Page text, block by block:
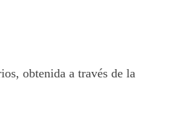
obtenida a través de la